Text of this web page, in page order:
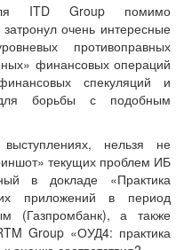
ITD Group помимо
очень интересные
противоправных
финансовых операций
спекуляций и
борьбы с подобным
нельзя не
текущих проблем ИБ
в докладе «Практика
приложений в период
(Газпромбанк), а также
Group «ОУД4: практика